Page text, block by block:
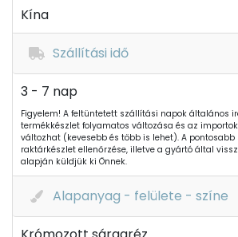
Kína
Szállítási idő
3 - 7 nap
Figyelem! A feltüntetett szállítási napok általános
termékkészlet folyamatos változása és az
változhat (kevesebb és több is lehet). A
raktárkészlet ellenőrzése, illetve a gyártó által
alapján küldjük ki Önnek.
Alapanyag - felülete - színe